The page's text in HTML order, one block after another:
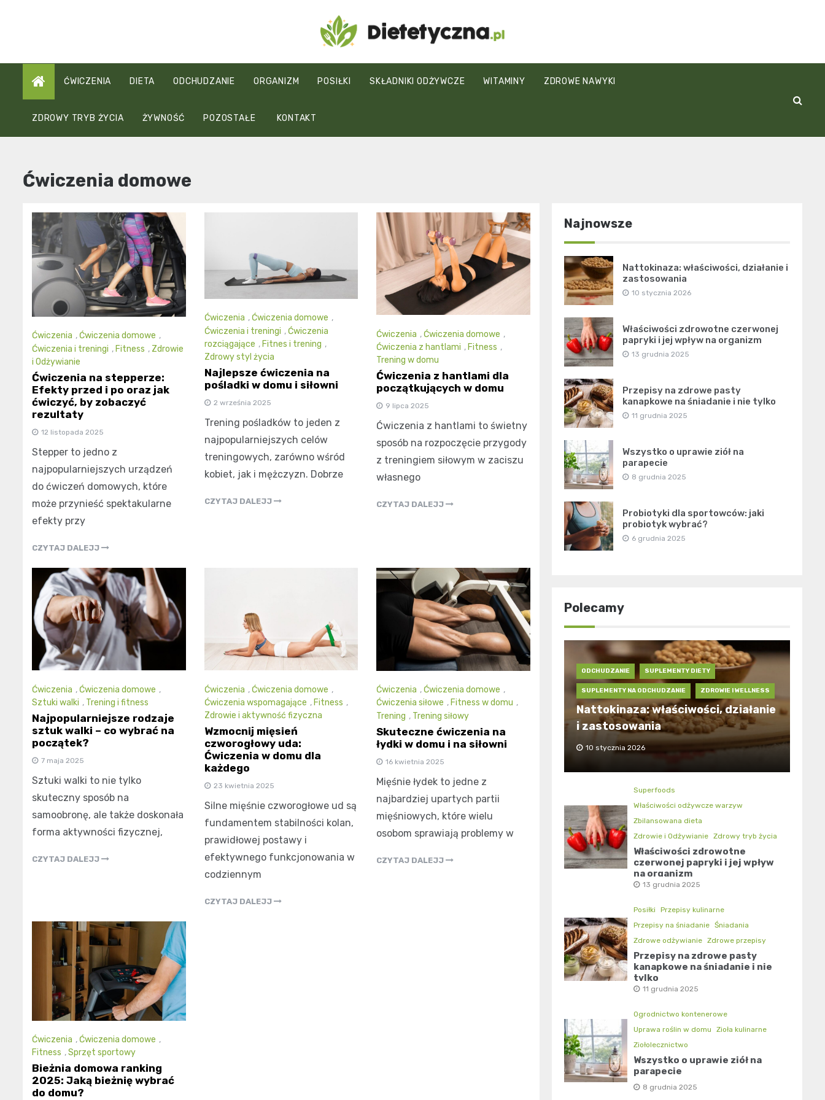
Dietetyczna.pl
ĆWICZENIA DIETA ODCHUDZANIE ORGANIZM POSIŁKI SKŁADNIKI ODŻYWCZE WITAMINY ZDROWE NAWYKI
ZDROWY TRYB ŻYCIA ŻYWNOŚĆ POZOSTAŁE KONTAKT
Ćwiczenia domowe
Ćwiczenia ,Ćwiczenia domowe ,
Ćwiczenia i treningi , Fitness , Zdrowie
i Odżywianie
Ćwiczenia na stepperze:
Efekty przed i po oraz jak
ćwiczyć, by zobaczyć
rezultaty
12 listopada 2025
Stepper to jedno z
najpopularniejszych urządzeń
do ćwiczeń domowych, które
może przynieść spektakularne
efekty przy
CZYTAJ DALEJJ
Ćwiczenia ,Ćwiczenia domowe ,
Ćwiczenia i treningi ,Ćwiczenia
rozciągające , Fitnes i trening ,
Zdrowy styl życia
Najlepsze ćwiczenia na
pośladki w domu i siłowni
2 września 2025
Trening pośladków to jeden z
najpopularniejszych celów
treningowych, zarówno wśród
kobiet, jak i mężczyzn. Dobrze
CZYTAJ DALEJJ
Ćwiczenia ,Ćwiczenia domowe ,
Ćwiczenia z hantlami , Fitness ,
Trening w domu
Ćwiczenia z hantlami dla
początkujących w domu
9 lipca 2025
Ćwiczenia z hantlami to świetny
sposób na rozpoczęcie przygody
z treningiem siłowym w zaciszu
własnego
CZYTAJ DALEJJ
Ćwiczenia ,Ćwiczenia domowe ,
Sztuki walki , Trening i fitness
Najpopularniejsze rodzaje
sztuk walki – co wybrać na
początek?
7 maja 2025
Sztuki walki to nie tylko
skuteczny sposób na
samoobronę, ale także doskonała
forma aktywności fizycznej,
CZYTAJ DALEJJ
Ćwiczenia ,Ćwiczenia domowe ,
Ćwiczenia wspomagające , Fitness ,
Zdrowie i aktywność fizyczna
Wzmocnij mięsień
czworogłowy uda:
Ćwiczenia w domu dla
każdego
23 kwietnia 2025
Silne mięśnie czworogłowe ud są
fundamentem stabilności kolan,
prawidłowej postawy i
efektywnego funkcjonowania w
codziennym
CZYTAJ DALEJJ
Ćwiczenia ,Ćwiczenia domowe ,
Ćwiczenia siłowe , Fitness w domu ,
Trening , Trening siłowy
Skuteczne ćwiczenia na
łydki w domu i na siłowni
16 kwietnia 2025
Mięśnie łydek to jedne z
najbardziej upartych partii
mięśniowych, które wielu
osobom sprawiają problemy w
CZYTAJ DALEJJ
Ćwiczenia ,Ćwiczenia domowe ,
Fitness ,Sprzęt sportowy
Bieżnia domowa ranking
2025: Jaką bieżnię wybrać
do domu?
Najnowsze
Nattokinaza: właściwości, działanie i
zastosowania
10 stycznia 2026
Właściwości zdrowotne czerwonej
papryki i jej wpływ na organizm
13 grudnia 2025
Przepisy na zdrowe pasty
kanapkowe na śniadanie i nie tylko
11 grudnia 2025
Wszystko o uprawie ziół na
parapecie
8 grudnia 2025
Probiotyki dla sportowców: jaki
probiotyk wybrać?
6 grudnia 2025
Polecamy
ODCHUDZANIE SUPLEMENTY DIETY
SUPLEMENTY NA ODCHUDZANIE ZDROWIE I WELLNESS
Nattokinaza: właściwości, działanie
i zastosowania
10 stycznia 2026
Superfoods
Właściwości odżywcze warzyw
Zbilansowana dieta
Zdrowie i Odżywianie Zdrowy tryb życia
Właściwości zdrowotne
czerwonej papryki i jej wpływ
na organizm
13 grudnia 2025
Posiłki
Przepisy kulinarne
Przepisy na śniadanie Śniadania
Zdrowe odżywianie Zdrowe przepisy
Przepisy na zdrowe pasty
kanapkowe na śniadanie i nie
tylko
11 grudnia 2025
Ogrodnictwo kontenerowe
Uprawa roślin w domu
Zioła kulinarne
Ziołolecznictwo
Wszystko o uprawie ziół na
parapecie
8 grudnia 2025